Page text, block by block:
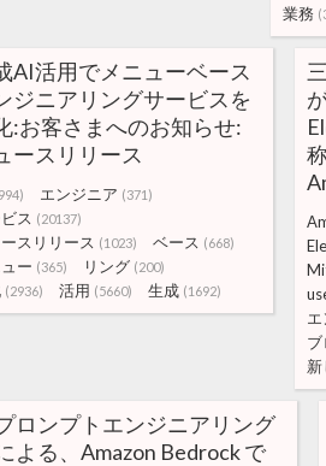
業務
AI活用でメニューベース
ジニアリングサービスを
:お客さまへのお知らせ:
ースリリース
エンジニア (371)
ス (20137)
スリリース (1023) ベース (668)
ー (365) リング (200)
(2936) 活用 (5660) 生成 (1692)
ロンプトエンジニアリング
よる、Amazon Bedrock で